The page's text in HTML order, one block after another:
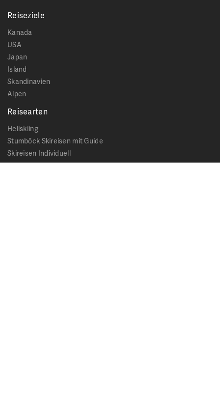
Reiseziele
Kanada
USA
Japan
Island
Skandinavien
Alpen
Reisearten
Heliskiing
Stumböck Skireisen mit Guide
Skireisen Individuell
Catskiing